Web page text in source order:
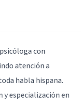
con
atención a
habla hispana.
especialización en